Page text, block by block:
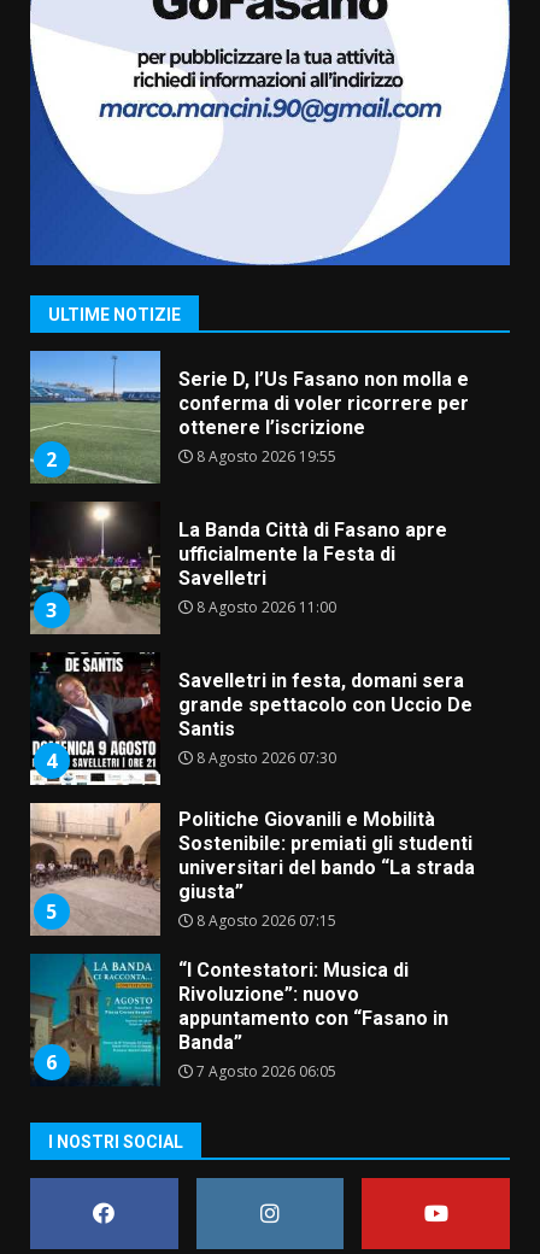
ULTIME NOTIZIE
7 Agosto 2026 06:05
US Fasano, Scianaro: “Profonda
amarezza per esclusione dal
campionato di calcio”
7 Agosto 2026 06:00
1
Grande successo per la “Sagra
del Pesce Spada” a Savelletri
9 Agosto 2026 07:32
2
Serie D, l’Us Fasano non molla e
conferma di voler ricorrere per
ottenere l’iscrizione
8 Agosto 2026 19:55
3
La Banda Città di Fasano apre
ufficialmente la Festa di
Savelletri
8 Agosto 2026 11:00
4
Savelletri in festa, domani sera
grande spettacolo con Uccio De
Santis
8 Agosto 2026 07:30
5
Politiche Giovanili e Mobilità
Sostenibile: premiati gli studenti
universitari del bando “La strada
giusta”
8 Agosto 2026 07:15
6
“I Contestatori: Musica di
Rivoluzione”: nuovo
appuntamento con “Fasano in
Banda”
7 Agosto 2026 06:05
amarezza per esclusione dal
campionato di calcio”
7 Agosto 2026 06:00
I NOSTRI SOCIAL